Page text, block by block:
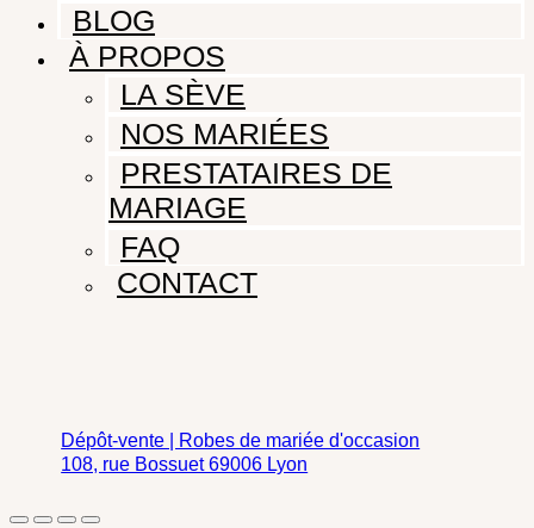
BLOG
À PROPOS
LA SÈVE
NOS MARIÉES
PRESTATAIRES DE
MARIAGE
FAQ
CONTACT
Dépôt-vente | Robes de mariée d'occasion
108, rue Bossuet 69006 Lyon